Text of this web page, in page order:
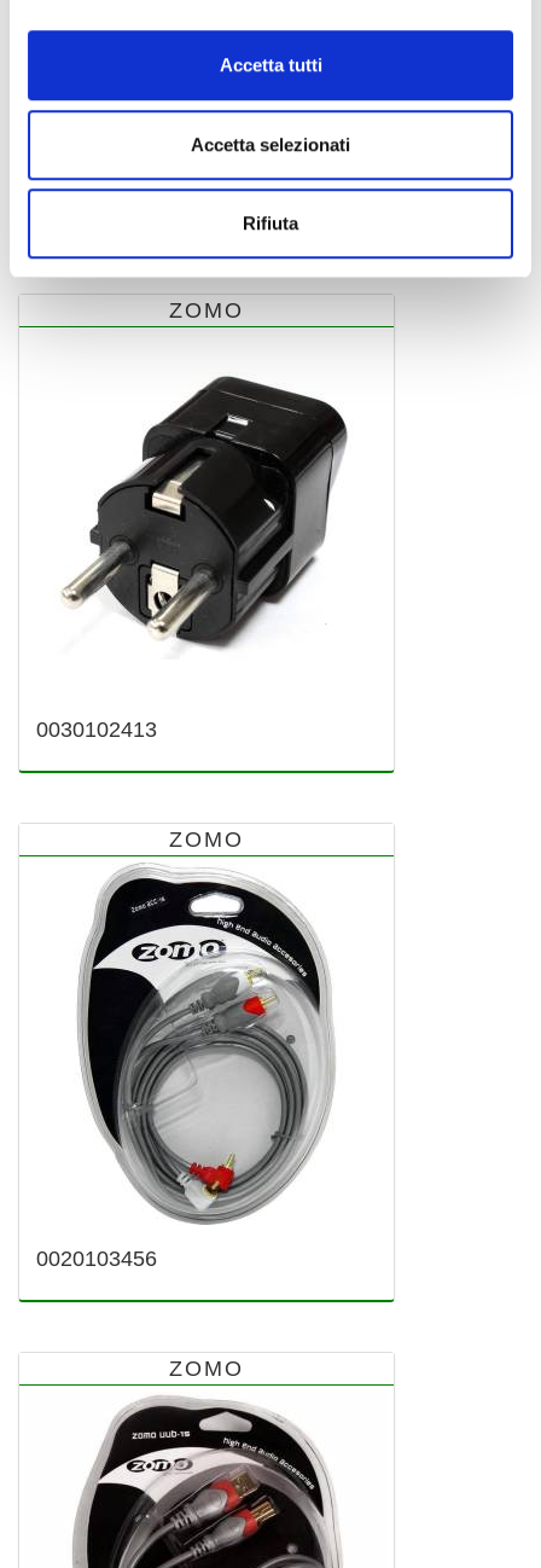
Accetta tutti
Accetta selezionati
Rifiuta
ZOMO
0030102413
ZOMO
0020103456
ZOMO